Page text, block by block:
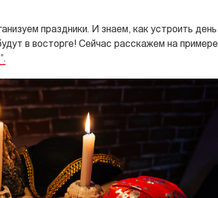
праздники. И знаем, как устроить день
в восторге! Сейчас расскажем на примере